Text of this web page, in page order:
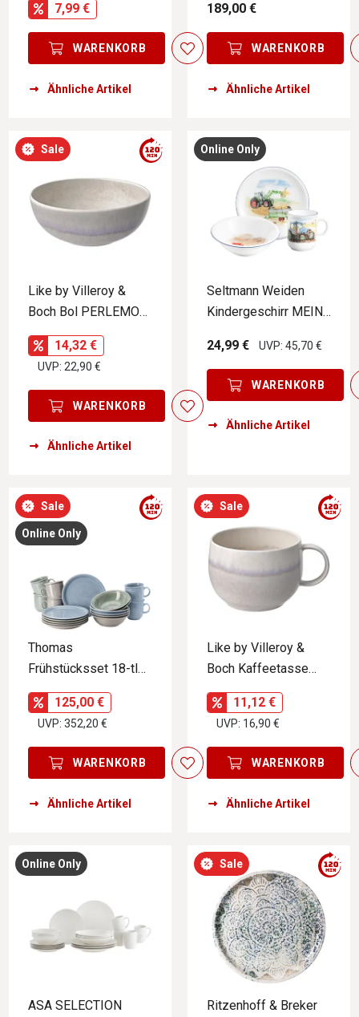
7,99 €
WARENKORB
Ähnliche Artikel
WHIT
189,00 €
WARENKORB
Ähnliche Artikel
Sale
Like by Villeroy &
Boch Bol PERLEMOR
SAND
14,32 €
UVP: 22,90 €
WARENKORB
Ähnliche Artikel
Online Only
Seltmann Weiden
Kindergeschirr MEIN
24,99 €
UVP: 45,70 €
WARENKORB
Ähnliche Artikel
Sale
Online Only
Thomas
Frühstücksset 18-tlg.
TREND COLOUR
125,00 €
UVP: 352,20 €
WARENKORB
Ähnliche Artikel
Sale
Like by Villeroy &
Boch Kaffeetasse
PERLEMOR SAND
11,12 €
UVP: 16,90 €
WARENKORB
Ähnliche Artikel
Online Only
ASA SELECTION
Sale
Ritzenhoff & Breker